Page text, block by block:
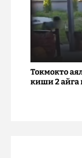
Токмокто
киши 2